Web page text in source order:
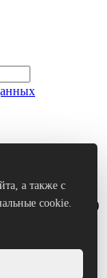
режим)
а также с
cookie.